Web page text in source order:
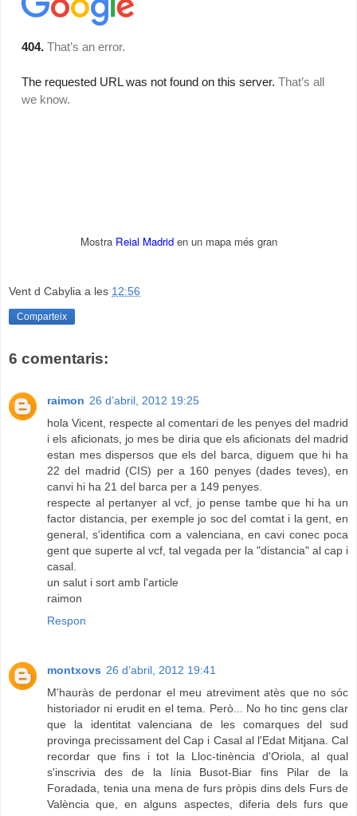
Mostra Reial Madriden un mapa més gran
Vent d Cabylia a les 12:56
Comparteix
6 comentaris:
raimon 26 d’abril, 2012 19:25
hola Vicent, respecte al comentari de les penyes del madrid
i els aficionats, jo mes be diria que els aficionats del madrid
estan mes dispersos que els del barca, diguem que hi ha
22 del madrid (CIS) per a 160 penyes (dades teves), en
canvi hi ha 21 del barca per a 149 penyes.
respecte al pertanyer al vcf, jo pense tambe que hi ha un
factor distancia, per exemple jo soc del comtat i la gent, en
general, s'identifica com a valenciana, en cavi conec poca
gent que superte al vcf, tal vegada per la "distancia" al cap i
casal.
un salut i sort amb l'article
raimon
Respon
montxovs 26 d’abril, 2012 19:41
M'hauràs de perdonar el meu atreviment atès que no sóc
historiador ni erudit en el tema. Però... No ho tinc gens clar
que la identitat valenciana de les comarques del sud
provinga precissament del Cap i Casal al l'Edat Mitjana. Cal
recordar que fins i tot la Lloc-tinència d'Oriola, al qual
s'inscrivia des de la línia Busot-Biar fins Pilar de la
Foradada, tenia una mena de furs pròpis dins dels Furs de
València que, en alguns aspectes, diferia dels furs que